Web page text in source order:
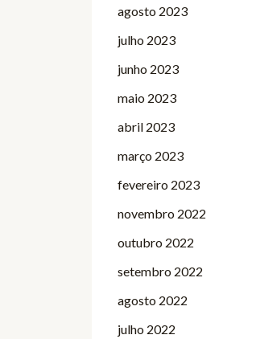
agosto 2023
julho 2023
junho 2023
maio 2023
abril 2023
março 2023
fevereiro 2023
novembro 2022
outubro 2022
setembro 2022
agosto 2022
julho 2022